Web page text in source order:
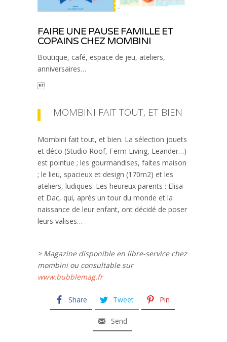
FAIRE UNE PAUSE FAMILLE ET
COPAINS CHEZ MOMBINI
Boutique, café, espace de jeu, ateliers,
anniversaires…

MOMBINI FAIT TOUT, ET BIEN
Mombini fait tout, et bien. La sélection jouets
et déco (Studio Roof, Ferm Living, Leander…)
est pointue ; les gourmandises, faites maison
; le lieu, spacieux et design (170m2) et les
ateliers, ludiques. Les heureux parents : Elisa
et Dac, qui, après un tour du monde et la
naissance de leur enfant, ont décidé de poser
leurs valises…
> Magazine disponible en libre-service chez
mombini ou consultable sur
www.bubblemag.fr
Share Tweet Pin
Send